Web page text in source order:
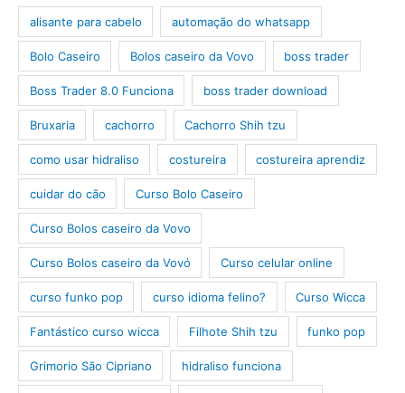
alisante para cabelo automação do whatsapp
Bolo Caseiro Bolos caseiro da Vovo boss trader
Boss Trader 8.0 Funciona boss trader download
Bruxaria cachorro Cachorro Shih tzu
como usar hidraliso costureira costureira aprendiz
cuidar do cão Curso Bolo Caseiro
Curso Bolos caseiro da Vovo
Curso Bolos caseiro da Vovó Curso celular online
curso funko pop curso idioma felino? Curso Wicca
Fantástico curso wicca Filhote Shih tzu funko pop
Grimorio São Cipriano hidraliso funciona